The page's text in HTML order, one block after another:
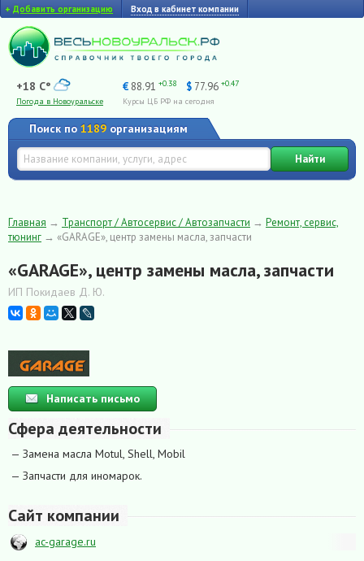
+ Добавить организацию Вход в кабинет компании
+18 C°
Погода в Новоуральске
€ 88.91 +0.38 $ 77.96 +0.47
Курсы ЦБ РФ на сегодня
Поиск по 1189 организациям
Найти
Главная → Транспорт / Автосервис / Автозапчасти → Ремонт, сервис,
тюнинг → «GARAGE», центр замены масла, запчасти
«GARAGE», центр замены масла, запчасти
ИП Покидаев Д. Ю.
Написать письмо
Сфера деятельности
— Замена масла Motul, Shell, Mobil
— Запчасти для иномарок.
Сайт компании
ac-garage.ru